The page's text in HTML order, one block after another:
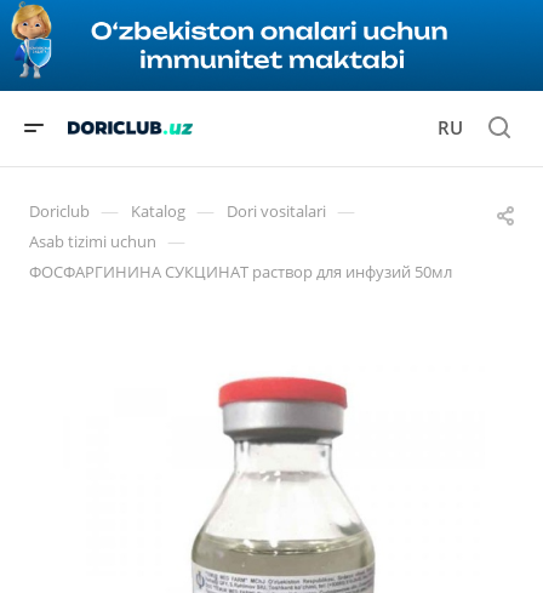
RU
Doriclub — Katalog — Dori vositalari —
Asab tizimi uchun —
ФОСФАРГИНИНА СУКЦИНАТ раствор для инфузий 50мл